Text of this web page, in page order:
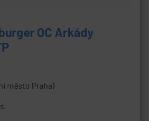
OC Arkády
město Praha)